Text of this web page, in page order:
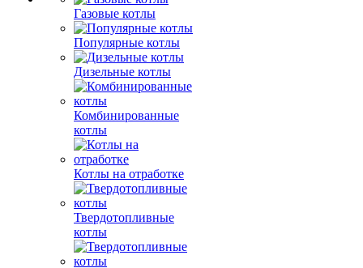
Газовые котлы
Популярные котлы
Дизельные котлы
Комбинированные
котлы
Котлы на отработке
Твердотопливные
котлы